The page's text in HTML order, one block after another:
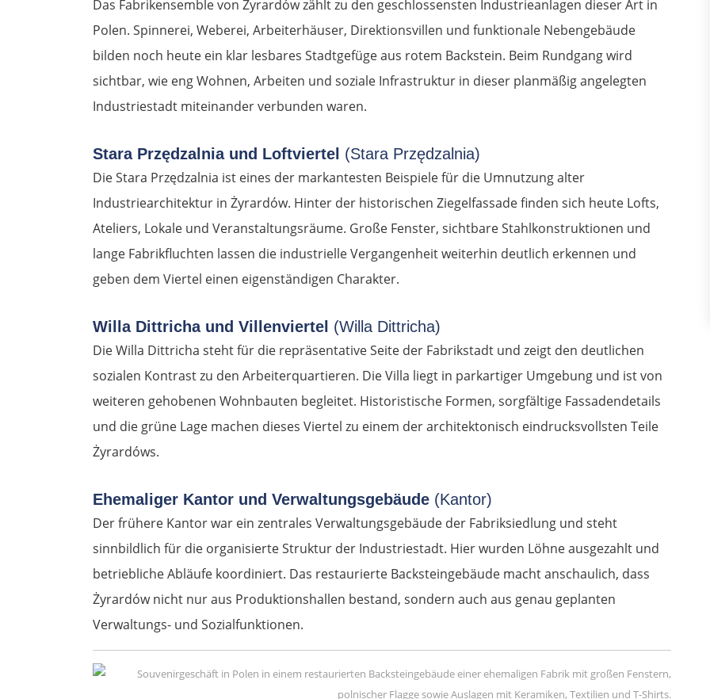
Das Fabrikensemble von Żyrardów zählt zu den geschlossensten Industrieanlagen dieser Art in
Polen. Spinnerei, Weberei, Arbeiterhäuser, Direktionsvillen und funktionale Nebengebäude
bilden noch heute ein klar lesbares Stadtgefüge aus rotem Backstein. Beim Rundgang wird
sichtbar, wie eng Wohnen, Arbeiten und soziale Infrastruktur in dieser planmäßig angelegten
Industriestadt miteinander verbunden waren.
Stara Przędzalnia und Loftviertel (Stara Przędzalnia)
Die Stara Przędzalnia ist eines der markantesten Beispiele für die Umnutzung alter
Industriearchitektur in Żyrardów. Hinter der historischen Ziegelfassade finden sich heute Lofts,
Ateliers, Lokale und Veranstaltungsräume. Große Fenster, sichtbare Stahlkonstruktionen und
lange Fabrikfluchten lassen die industrielle Vergangenheit weiterhin deutlich erkennen und
geben dem Viertel einen eigenständigen Charakter.
Willa Dittricha und Villenviertel (Willa Dittricha)
Die Willa Dittricha steht für die repräsentative Seite der Fabrikstadt und zeigt den deutlichen
sozialen Kontrast zu den Arbeiterquartieren. Die Villa liegt in parkartiger Umgebung und ist von
weiteren gehobenen Wohnbauten begleitet. Historistische Formen, sorgfältige Fassadendetails
und die grüne Lage machen dieses Viertel zu einem der architektonisch eindrucksvollsten Teile
Żyrardóws.
Ehemaliger Kantor und Verwaltungsgebäude (Kantor)
Der frühere Kantor war ein zentrales Verwaltungsgebäude der Fabriksiedlung und steht
sinnbildlich für die organisierte Struktur der Industriestadt. Hier wurden Löhne ausgezahlt und
betriebliche Abläufe koordiniert. Das restaurierte Backsteingebäude macht anschaulich, dass
Żyrardów nicht nur aus Produktionshallen bestand, sondern auch aus genau geplanten
Verwaltungs- und Sozialfunktionen.